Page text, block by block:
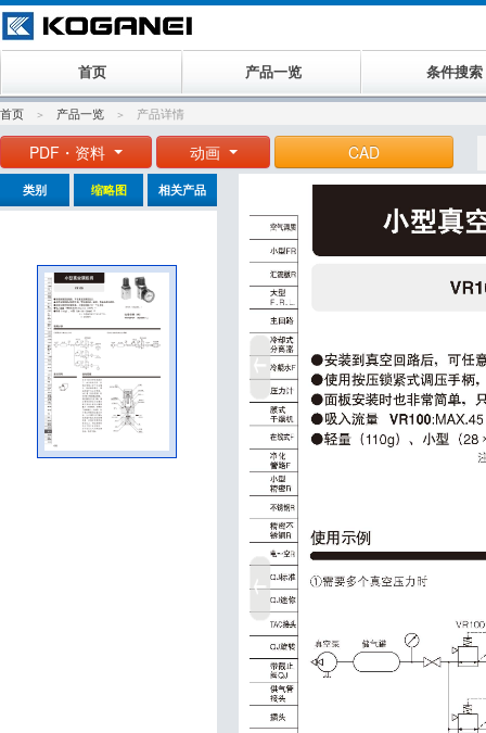
首页 产品一览 条件搜索
首页 产品一览 产品详情
PDF・资料 动画 CAD
类别 缩略图 相关产品